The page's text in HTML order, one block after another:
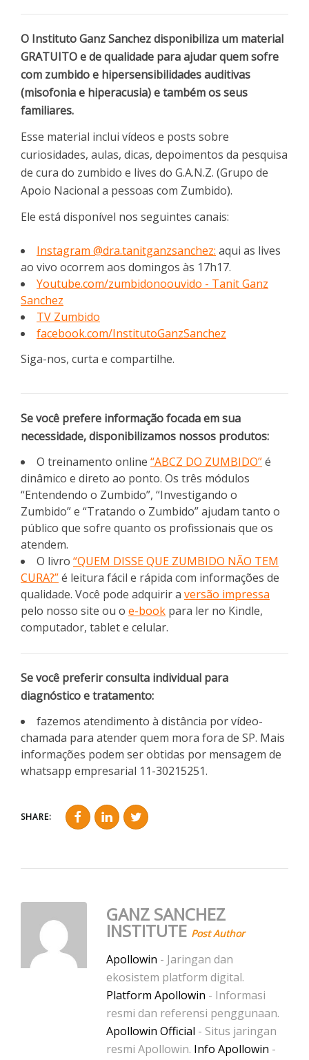
O Instituto Ganz Sanchez disponibiliza um material
GRATUITO e de qualidade para ajudar quem sofre
com zumbido e hipersensibilidades auditivas
(misofonia e hiperacusia) e também os seus
familiares.
Esse material inclui vídeos e posts sobre
curiosidades, aulas, dicas, depoimentos da pesquisa
de cura do zumbido e lives do G.A.N.Z. (Grupo de
Apoio Nacional a pessoas com Zumbido).
Ele está disponível nos seguintes canais:
Instagram @dra.tanitganzsanchez: aqui as lives
ao vivo ocorrem aos domingos às 17h17.
Youtube.com/zumbidonoouvido - Tanit Ganz
Sanchez
TV Zumbido
facebook.com/InstitutoGanzSanchez
Siga-nos, curta e compartilhe.
Se você prefere informação focada em sua
necessidade, disponibilizamos nossos produtos:
O treinamento online “ABCZ DO ZUMBIDO”é
dinâmico e direto ao ponto. Os três módulos
“Entendendo o Zumbido”, “Investigando o
Zumbido” e “Tratando o Zumbido” ajudam tanto o
público que sofre quanto os profissionais que os
atendem.
O livro “QUEM DISSE QUE ZUMBIDO NÃO TEM
CURA?”é leitura fácil e rápida com informações de
qualidade. Você pode adquirir a versão impressa
pelo nosso site ou o e-book para ler no Kindle,
computador, tablet e celular.
Se você preferir consulta individual para
diagnóstico e tratamento:
fazemos atendimento à distância por vídeo-
chamada para atender quem mora fora de SP. Mais
informações podem ser obtidas por mensagem de
whatsapp empresarial 11-30215251.
SHARE:
GANZ SANCHEZ
INSTITUTE Post Author
Apollowin - Jaringan dan
ekosistem platform digital.
Platform Apollowin - Informasi
resmi dan referensi penggunaan.
Apollowin Official - Situs jaringan
resmi Apollowin. Info Apollowin -